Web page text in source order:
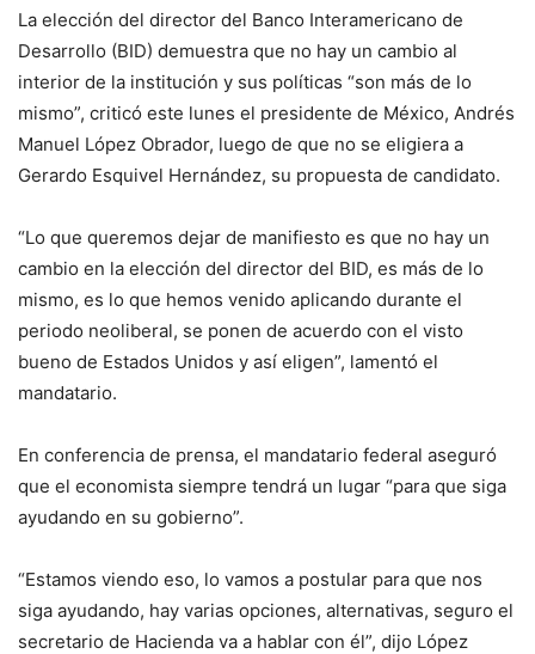
La elección del director del Banco Interamericano de
Desarrollo (BID) demuestra que no hay un cambio al
interior de la institución y sus políticas “son más de lo
mismo”, criticó este lunes el presidente de México, Andrés
Manuel López Obrador, luego de que no se eligiera a
Gerardo Esquivel Hernández, su propuesta de candidato.
“Lo que queremos dejar de manifiesto es que no hay un
cambio en la elección del director del BID, es más de lo
mismo, es lo que hemos venido aplicando durante el
periodo neoliberal, se ponen de acuerdo con el visto
bueno de Estados Unidos y así eligen”, lamentó el
mandatario.
En conferencia de prensa, el mandatario federal aseguró
que el economista siempre tendrá un lugar “para que siga
ayudando en su gobierno”.
“Estamos viendo eso, lo vamos a postular para que nos
siga ayudando, hay varias opciones, alternativas, seguro el
secretario de Hacienda va a hablar con él”, dijo López